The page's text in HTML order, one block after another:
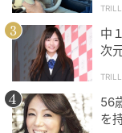
マイナビウーマン
設備編の1位は「
らは、「一人暮
トショッピング
中
次
56
を